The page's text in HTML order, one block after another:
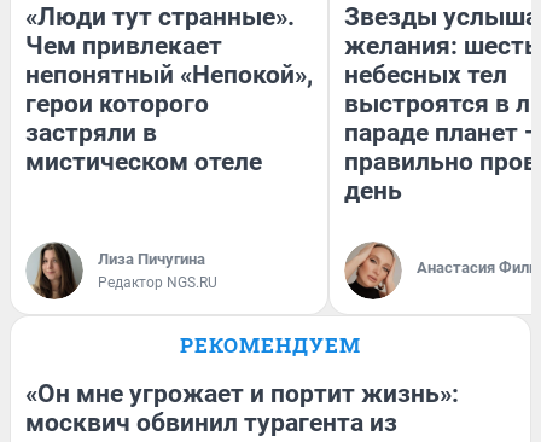
«Люди тут странные».
Чем привлекает
непонятный «Непокой»,
герои которого
застряли в
мистическом отеле
Лиза Пичугина
Редактор NGS.RU
Звезды
желания: шесть
небесных тел
выстроятся в
параде планет
правильно
день
Анастасия
РЕКОМЕНДУЕМ
«Он мне угрожает и портит жизнь»:
москвич обвинил турагента из